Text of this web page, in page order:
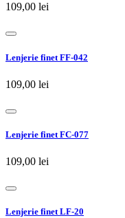
109,00 lei
Lenjerie finet FF-042
109,00 lei
Lenjerie finet FC-077
109,00 lei
Lenjerie finet LF-20